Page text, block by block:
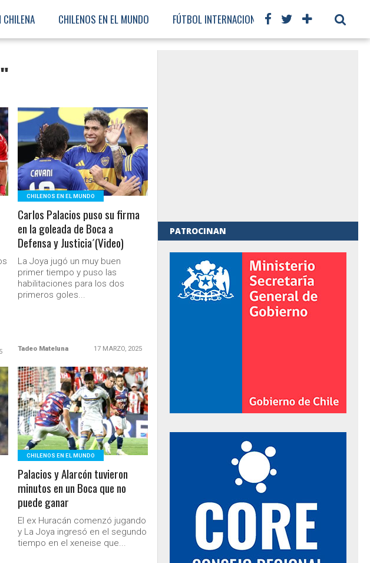
CHILENA CHILENOS EN EL MUNDO FÚTBOL INTERNACIONAL
LEER MÁS
CHILENOS EN EL MUNDO
Carlos Palacios puso su firma
en la goleada de Boca a
Defensa y Justicia´(Video)
La Joya jugó un muy buen
primer tiempo y puso las
habilitaciones para los dos
primeros goles...
Tadeo Mateluna 17 MARZO, 2025
LEER MÁS
CHILENOS EN EL MUNDO
Palacios y Alarcón tuvieron
minutos en un Boca que no
puede ganar
El ex Huracán comenzó jugando
y La Joya ingresó en el segundo
tiempo en el xeneise que...
PATROCINAN
Secretaría General de Gobierno
Secretaría General de Gobierno